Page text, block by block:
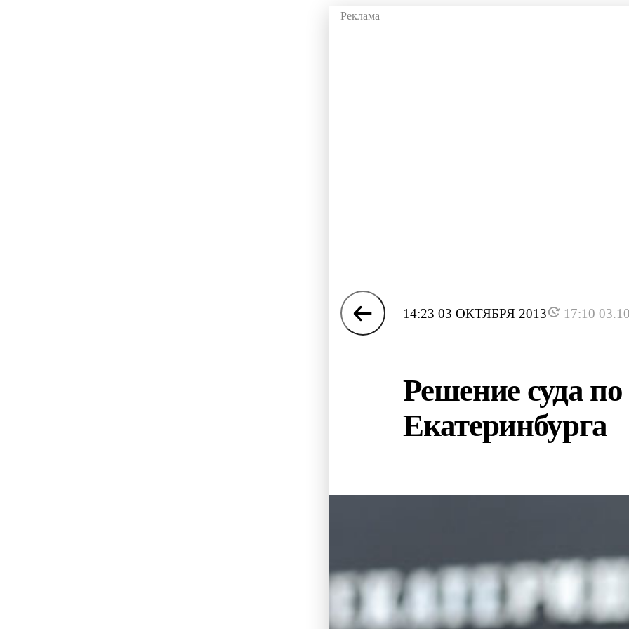
14:23 03 ОКТЯБРЯ 2013 17:10
Решение суда
Екатеринбурга